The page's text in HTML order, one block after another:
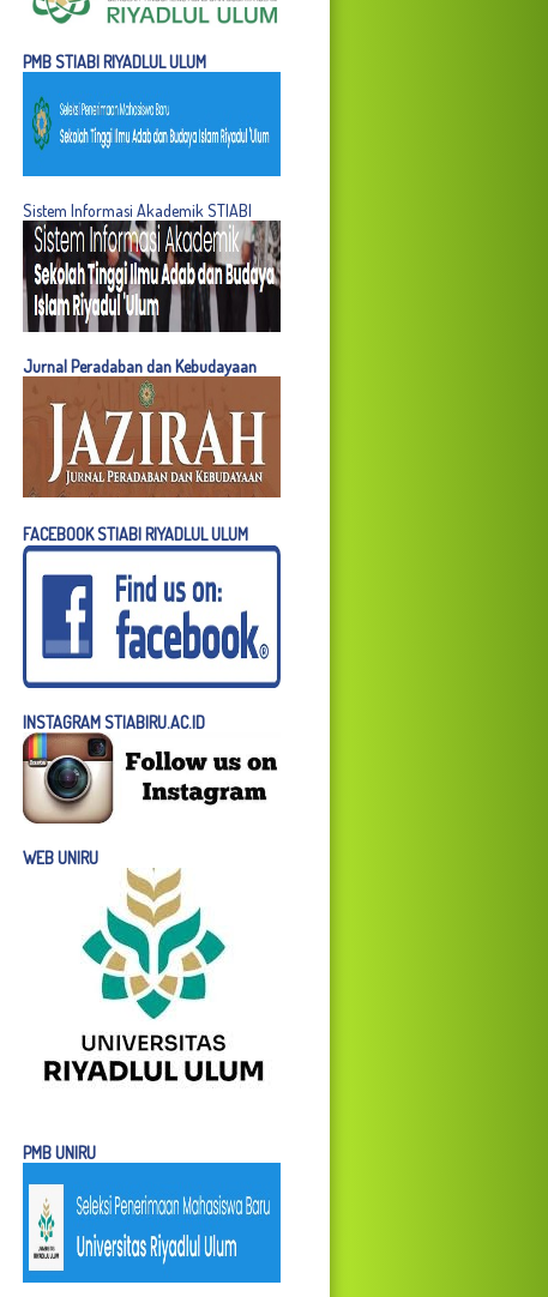
PMB STIABI RIYADLUL ULUM
Sistem Informasi Akademik STIABI
Jurnal Peradaban dan Kebudayaan
FACEBOOK STIABI RIYADLUL ULUM
INSTAGRAM STIABIRU.AC.ID
WEB UNIRU
PMB UNIRU